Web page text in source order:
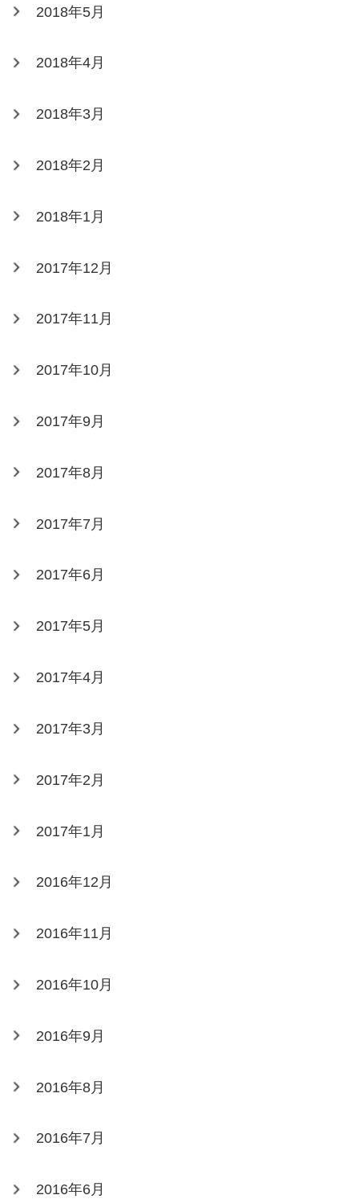
2018年5月
2018年4月
2018年3月
2018年2月
2018年1月
2017年12月
2017年11月
2017年10月
2017年9月
2017年8月
2017年7月
2017年6月
2017年5月
2017年4月
2017年3月
2017年2月
2017年1月
2016年12月
2016年11月
2016年10月
2016年9月
2016年8月
2016年7月
2016年6月